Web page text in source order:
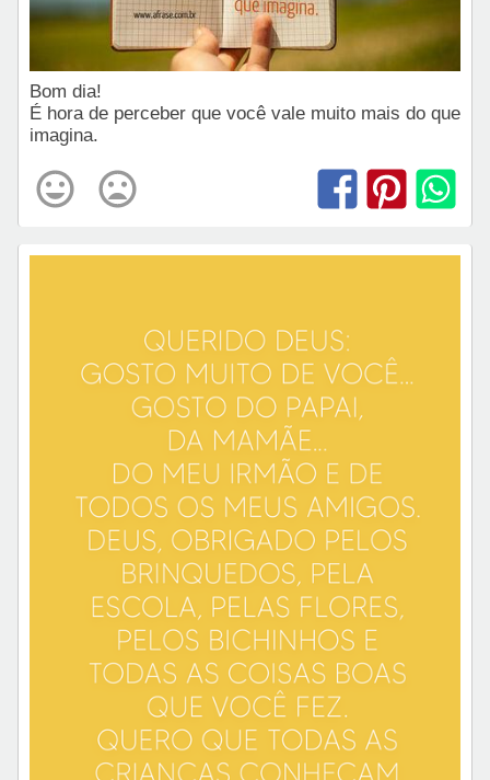
Bom dia!
É hora de perceber que você vale muito mais do que
imagina.